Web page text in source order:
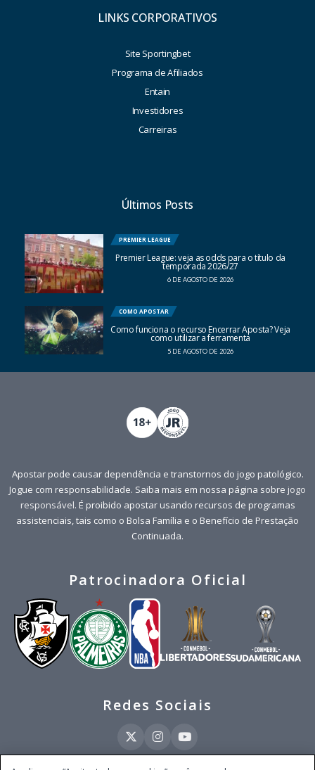
LINKS CORPORATIVOS
Site Sportingbet
Programa de Afiliados
Entain
Investidores
Carreiras
Últimos Posts
PREMIER LEAGUE
Premier League: veja as odds para o título da
temporada 2026/27
6 DE AGOSTO DE 2026
COMO APOSTAR
Como funciona o recurso Encerrar Aposta? Veja
como utilizar a ferramenta
5 DE AGOSTO DE 2026
Apostar pode causar dependência e transtornos do jogo patológico.
Jogue com responsabilidade. Saiba mais em nossa página sobre jogo
responsável. É proibido apostar usando recursos de programas
assistenciais, tais como o Bolsa Família e o Benefício de Prestação
Continuada.
Patrocinadora Oficial
Redes Sociais